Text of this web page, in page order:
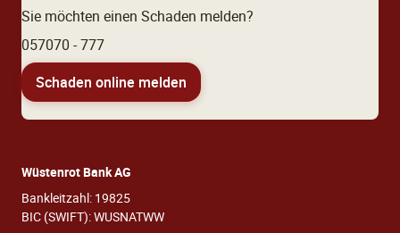
Sie möchten einen Schaden melden?
057070 - 777
Schaden online melden
Wüstenrot Bank AG
Bankleitzahl: 19825
BIC (SWIFT): WUSNATWW